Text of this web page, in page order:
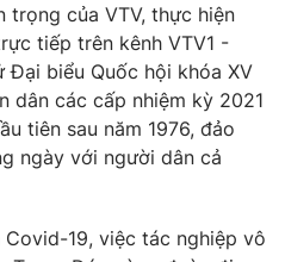
trọng của VTV, thực hiện
tiếp trên kênh VTV1 -
Đại biểu Quốc hội khóa XV
dân các cấp nhiệm kỳ 2021
tiên sau năm 1976, đảo
ngày với người dân cả
19, việc tác nghiệp vô